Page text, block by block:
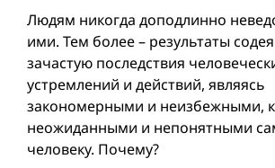
Людям никогда доподлинно
ими. Тем более – результаты
зачастую последствия
устремлений и действий, являясь
закономерными и неизбежными,
неожиданными и непонятными
человеку. Почему?